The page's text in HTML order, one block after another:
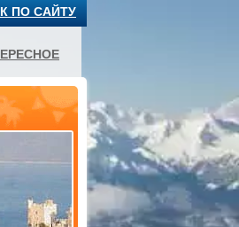
ПО САЙТУ